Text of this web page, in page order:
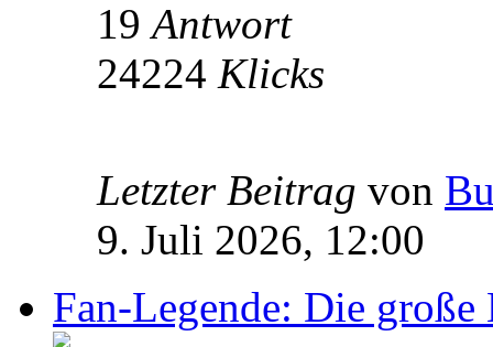
19Antwort
24224 Klicks
Letzter Beitrag von
9. Juli 2026, 12:00
Fan-Legende: Die große